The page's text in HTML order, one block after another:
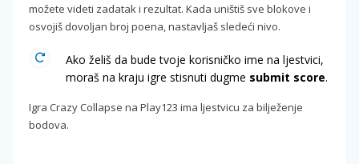
možete videti zadatak i rezultat. Kada uništiš sve blokove i
osvojiš dovoljan broj poena, nastavljaš sledeći nivo.
Ako želiš da bude tvoje korisničko ime na ljestvici,
moraš na kraju igre stisnuti dugme submit score.
Igra Crazy Collapse na Play123 ima ljestvicu za bilježenje
bodova.